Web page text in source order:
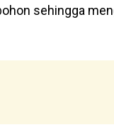
sehingga